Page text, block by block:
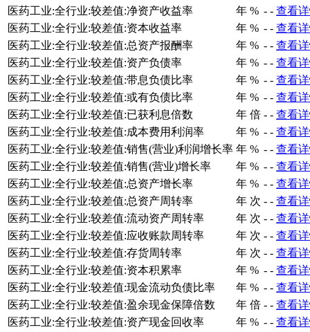
医药工业:全行业:较差值:净资产收益率
年 % - - 查看
医药工业:全行业:较差值:资本收益率
年 % - - 查看
医药工业:全行业:较差值:总资产报酬率
年 % - - 查看
医药工业:全行业:较差值:资产负债率
年 % - - 查看
医药工业:全行业:较差值:带息负债比率
年 % - - 查看
医药工业:全行业:较差值:或有负债比率
年 % - - 查看
医药工业:全行业:较差值:已获利息倍数
年 倍 - - 查看
医药工业:全行业:较差值:成本费用利润率
年 % - - 查看
医药工业:全行业:较差值:销售(营业)利润增长率 年 % - - 查看
医药工业:全行业:较差值:销售(营业)增长率
年 % - - 查看
医药工业:全行业:较差值:总资产增长率
年 % - - 查看
医药工业:全行业:较差值:总资产周转率
年 次 - - 查看
医药工业:全行业:较差值:流动资产周转率
年 次 - - 查看
医药工业:全行业:较差值:应收账款周转率
年 次 - - 查看
医药工业:全行业:较差值:存货周转率
年 次 - - 查看
医药工业:全行业:较差值:资本积累率
年 % - - 查看
医药工业:全行业:较差值:现金流动负债比率
年 % - - 查看
医药工业:全行业:较差值:盈余现金保障倍数
年 倍 - - 查看
医药工业:全行业:较差值:资产现金回收率
年 % - - 查看